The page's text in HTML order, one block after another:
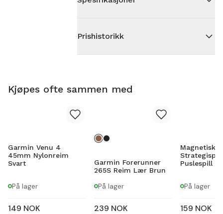
Prishistorikk
Kjøpes ofte sammen med
Garmin Venu 4
45mm Nylonreim
Svart
På lager
149 NOK
Garmin Forerunner
265S Reim Lær Brun
På lager
239 NOK
Magnetisk
Puslespill
På lager
159 NOK